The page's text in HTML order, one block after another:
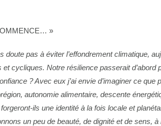
»
pas à éviter l’effondrement climatique,
cycliques. Notre résilience passerait
? Avec eux j’ai envie d’imaginer ce que
, autonomie alimentaire, descente
ils une identité à la fois locale et
un peu de beauté, de dignité et de sens,